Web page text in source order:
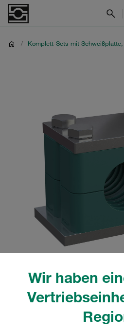
Wir haben
/ Komplett-Sets mit
Bitte beachten Sie: Das Bild dient nur zur
Mehr anzeigen
Komplettschelle